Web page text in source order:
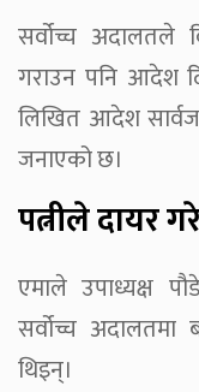
सर्वोच्च अदालतले
गराउन पनि आदेश
लिखित आदेश
जनाएको छ।
पत्नीले दायर
एमाले उपाध्यक्ष
सर्वोच्च अदालतमा
थिइन्।